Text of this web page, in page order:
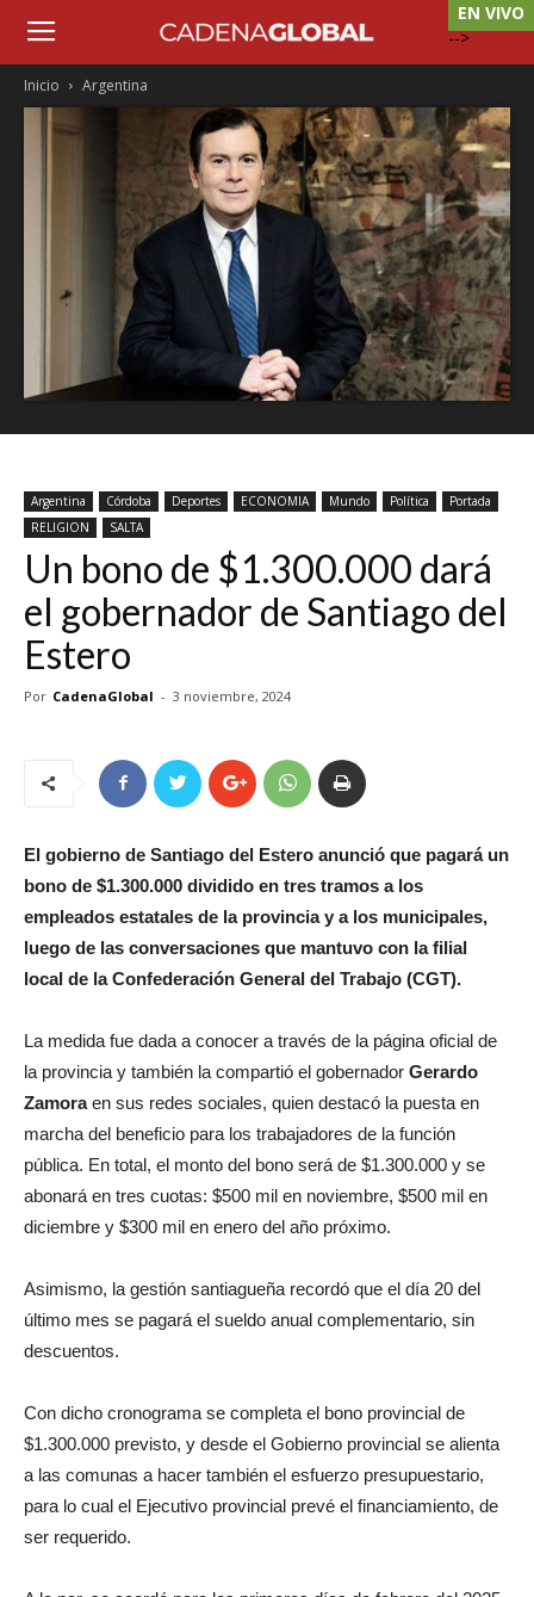
EN VIVO
-->
Inicio Argentina
Argentina Córdoba Deportes ECONOMIA Mundo Política
Portada
RELIGION
SALTA
Un bono de $1.300.000 dará
el gobernador de Santiago del
Estero
Por CadenaGlobal - 3 noviembre, 2024
El gobierno de Santiago del Estero anunció que pagará un
bono de $1.300.000 dividido en tres tramos a los
empleados estatales de la provincia y a los municipales,
luego de las conversaciones que mantuvo con la filial
local de la Confederación General del Trabajo (CGT).
La medida fue dada a conocer a través de la página oficial de
la provincia y también la compartió el gobernador Gerardo
Zamoraen sus redes sociales, quien destacó la puesta en
marcha del beneficio para los trabajadores de la función
pública. En total, el monto del bono será de $1.300.000 y se
abonará en tres cuotas: $500 mil en noviembre, $500 mil en
diciembre y $300 mil en enero del año próximo.
Asimismo, la gestión santiagueña recordó que el día 20 del
último mes se pagará el sueldo anual complementario, sin
descuentos.
Con dicho cronograma se completa el bono provincial de
$1.300.000 previsto, y desde el Gobierno provincial se alienta
a las comunas a hacer también el esfuerzo presupuestario,
para lo cual el Ejecutivo provincial prevé el financiamiento, de
ser requerido.